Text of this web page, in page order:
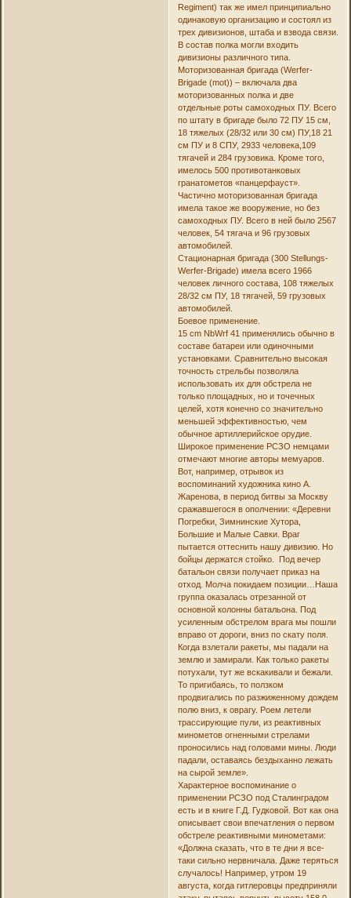
Regiment) так же имел принципиально
одинаковую организацию и состоял из
трех дивизионов, штаба и взвода связи.
В состав полка могли входить
дивизионы различного типа.
Моторизованная бригада (Werfer-
Brigade (mot)) – включала два
моторизованных полка и две
отдельные роты самоходных ПУ. Всего
по штату в бригаде было 72 ПУ 15 см,
18 тяжелых (28/32 или 30 см) ПУ,18 21
см ПУ и 8 СПУ, 2933 человека,109
тягачей и 284 грузовика. Кроме того,
имелось 500 противотанковых
гранатометов «панцерфауст».
Частично моторизованная бригада
имела такое же вооружение, но без
самоходных ПУ. Всего в ней было 2567
человек, 54 тягача и 96 грузовых
автомобилей.
Стационарная бригада (300 Stellungs-
Werfer-Brigade) имела всего 1966
человек личного состава, 108 тяжелых
28/32 см ПУ, 18 тягачей, 59 грузовых
автомобилей.
Боевое применение.
15 cm NbWrf 41 применялись обычно в
составе батареи или одиночными
установками. Сравнительно высокая
точность стрельбы позволяла
использовать их для обстрела не
только площадных, но и точечных
целей, хотя конечно со значительно
меньшей эффективностью, чем
обычное артиллерийское орудие.
Широкое применение РСЗО немцами
отмечают многие авторы мемуаров.
Вот, например, отрывок из
воспоминаний художника кино А.
Жаренова, в период битвы за Москву
сражавшегося в ополчении: «Деревни
Погребки, Зимнинские Хутора,
Большие и Малые Савки. Враг
пытается оттеснить нашу дивизию. Но
бойцы держатся стойко. Под вечер
батальон связи получает приказ на
отход. Молча покидаем позиции…Наша
группа оказалась отрезанной от
основной колонны батальона. Под
усиленным обстрелом врага мы пошли
вправо от дороги, вниз по скату поля.
Когда взлетали ракеты, мы падали на
землю и замирали. Как только ракеты
потухали, тут же вскакивали и бежали.
То пригибаясь, то ползком
продвигались по разжиженному дождем
полю вниз, к оврагу. Роем летели
трассирующие пули, из реактивных
минометов огненными стрелами
проносились над головами мины. Люди
падали, оставаясь бездыханно лежать
на сырой земле».
Характерное воспоминание о
применении РСЗО под Сталинградом
есть и в книге Г.Д. Гудковой. Вот как она
описывает свои впечатления о первом
обстреле реактивными минометами:
«Должна сказать, что в те дни я все-
таки сильно нервничала. Даже теряться
случалось! Например, утром 19
августа, когда гитлеровцы предприняли